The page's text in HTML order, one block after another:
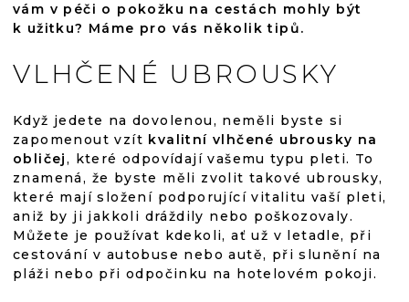
vám v péči o pokožku na cestách mohly být
k užitku? Máme pro vás několik tipů.
VLHČENÉ UBROUSKY
Když jedete na dovolenou, neměli byste si
zapomenout vzít kvalitní vlhčené ubrousky na
obličej, které odpovídají vašemu typu pleti. To
znamená, že byste měli zvolit takové ubrousky,
které mají složení podporující vitalitu vaší pleti,
aniž by ji jakkoli dráždily nebo poškozovaly.
Můžete je používat kdekoli, ať už v letadle, při
cestování v autobuse nebo autě, při slunění na
pláži nebo při odpočinku na hotelovém pokoji.